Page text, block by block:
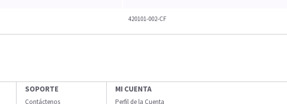
420101-002-CF
SOPORTE
Contáctenos
MI CUENTA
Perfil de la Cuenta